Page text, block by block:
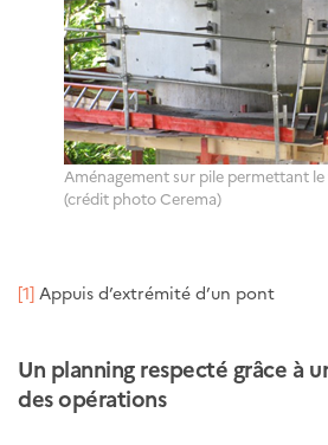
Aménagement sur pile permettant
(crédit photo Cerema)
[1] Appuis d’extrémité d’un pont
Un planning respecté grâce à
des opérations